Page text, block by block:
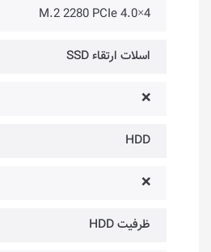
M.2 2280 PCIe 4.0×4
اسلات ارتقاء SSD
❌
HDD
❌
ظرفیت HDD